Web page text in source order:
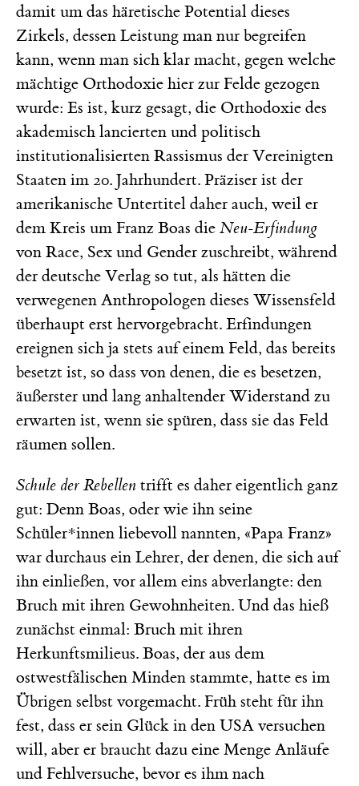
damit um das häretische Potential dieses
Zirkels, dessen Leistung man nur begreifen
kann, wenn man sich klar macht, gegen welche
mächtige Orthodoxie hier zur Felde gezogen
wurde: Es ist, kurz gesagt, die Orthodoxie des
akademisch lancierten und politisch
institutionalisierten Rassismus der Vereinigten
Staaten im 20. Jahrhundert. Präziser ist der
amerikanische Untertitel daher auch, weil er
dem Kreis um Franz Boas die Neu-Erfindung
von Race, Sex und Gender zuschreibt, während
der deutsche Verlag so tut, als hätten die
verwegenen Anthropologen dieses Wissensfeld
überhaupt erst hervorgebracht. Erfindungen
ereignen sich ja stets auf einem Feld, das bereits
besetzt ist, so dass von denen, die es besetzen,
äußerster und lang anhaltender Widerstand zu
erwarten ist, wenn sie spüren, dass sie das Feld
räumen sollen.
Schule der Rebellen trifft es daher eigentlich ganz
gut: Denn Boas, oder wie ihn seine
Schüler*innen liebevoll nannten, «Papa Franz»
war durchaus ein Lehrer, der denen, die sich auf
ihn einließen, vor allem eins abverlangte: den
Bruch mit ihren Gewohnheiten. Und das hieß
zunächst einmal: Bruch mit ihren
Herkunftsmilieus. Boas, der aus dem
ostwestfälischen Minden stammte, hatte es im
Übrigen selbst vorgemacht. Früh steht für ihn
fest, dass er sein Glück in den USA versuchen
will, aber er braucht dazu eine Menge Anläufe
und Fehlversuche, bevor es ihm nach